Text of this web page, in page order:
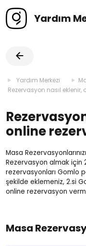
Yardım
Yardım Merkezi
Rezervasyon nasıl eklenir,
online
Masa
Rezervasyon almak için
rezervasyonları Gomlo
şekilde eklemeniz, 2.si
online rezervasyon
Masa